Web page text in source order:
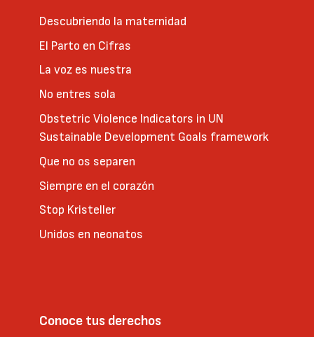
Descubriendo la maternidad
El Parto en Cifras
La voz es nuestra
No entres sola
Obstetric Violence Indicators in UN
Sustainable Development Goals framework
Que no os separen
Siempre en el corazón
Stop Kristeller
Unidos en neonatos
Conoce tus derechos